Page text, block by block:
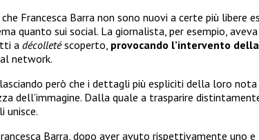
Francesca Barra non sono nuovi a certe più libere
quanto sui social. La giornalista, per esempio,
a décolletéscoperto, provocando l’intervento
network.
però che i dettagli più espliciti della loro
dell’immagine. Dalla quale a trasparire
unisce.
Barra, dopo aver avuto rispettivamente uno